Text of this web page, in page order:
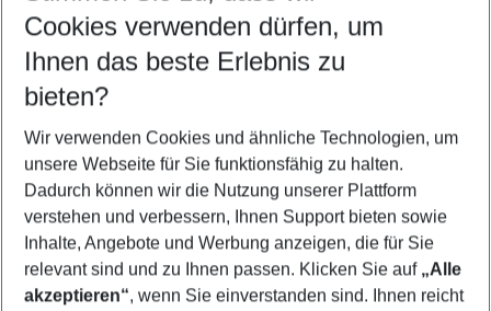
Beliebiger Abflughafen
Reisezeitraum wählen
09.08.26– 07.08.27 5-8 Nächte
2 Erwachsene Keine Kinder
Mehr Filter anzeigen
Cookies verwenden dürfen, um
Ihnen das beste Erlebnis zu
bieten?
Wir verwenden Cookies und ähnliche Technologien, um
unsere Webseite für Sie funktionsfähig zu halten.
Dadurch können wir die Nutzung unserer Plattform
verstehen und verbessern, Ihnen Support bieten sowie
Inhalte, Angebote und Werbung anzeigen, die für Sie
relevant sind und zu Ihnen passen. Klicken Sie auf „Alle
akzeptieren“, wenn Sie einverstanden sind. Ihnen reicht